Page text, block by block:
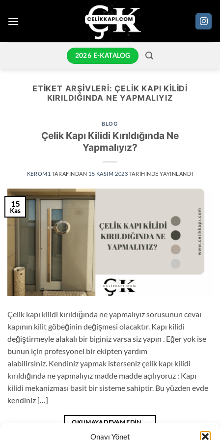
Onayı Yönet
atla
2026 E-KATALOG
ETIKET ARŞIVLERI:ÇELIK KAPI KILIDI
KIRILDIĞINDA NE YAPMALIYIZ
BLOG
Çelik Kapı Kilidi Kırıldığında Ne
Yapmalıyız?
KEROM1 TARAFINDAN 15 KASIM 2023 TARIHINDE YAYINLANDI
15
Kas
Çelik kapı kilidi kırıldığında ne yapmalıyız sorusunun cevaı
kapının kilit göbeğinin değişmesi olacaktır. Kapı kilidi
değiştirmeyle alakalı bir biginiz varsa siz yapın . Eğer yok ise
bunun için profesyonel bir ekipten yardım
alabilirsiniz. Kendiniz yapmak isterseniz çelik kapı kilidi
kırıldığında ne yapmalıyız madde madde açılıyoruz : Kapı
kilidi mekanizması basit bir sisteme sahiptir. Bu yüzden evde
kendiniz […]
OKUMAYA DEVAM EDIN →